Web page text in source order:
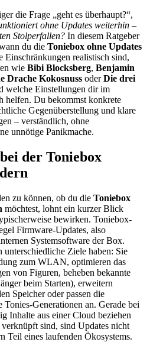
die Frage „geht es überhaupt?“,
ohne Updates weiterhin –
Stolperfallen? In diesem Ratgeber
du die Toniebox ohne Updates
Einschränkungen realistisch sind,
wie Bibi Blocksberg, Benjamin
Drache Kokosnuss oderDie drei
welche Einstellungen dir im
helfen. Du bekommst konkrete
Gegenüberstellung und klare
– verständlich, ohne
unnötige Panikmache.
der Toniebox
zu können, ob du die Toniebox
möchtest, lohnt ein kurzer Blick
bewirken. Toniebox-
Firmware-Updates, also
Systemsoftware der Box.
unterschiedliche Ziele haben: Sie
zum WLAN, optimieren das
von Figuren, beheben bekannte
beim Starten), erweitern
Speicher oder passen die
Generationen an. Gerade bei
Inhalte aus einer Cloud beziehen
sind, sind Updates nicht
Teil eines laufenden Ökosystems.